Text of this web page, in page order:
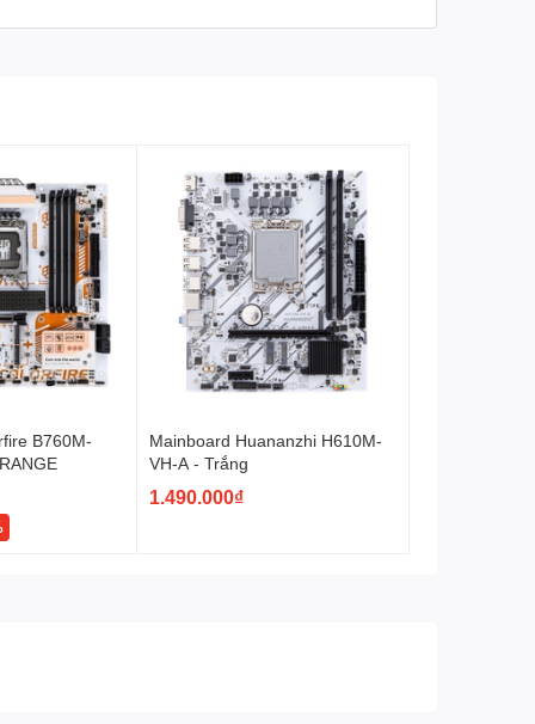
B760M-
Mainboard Huananzhi H610M-
VH-A - Trắng
1.490.000₫